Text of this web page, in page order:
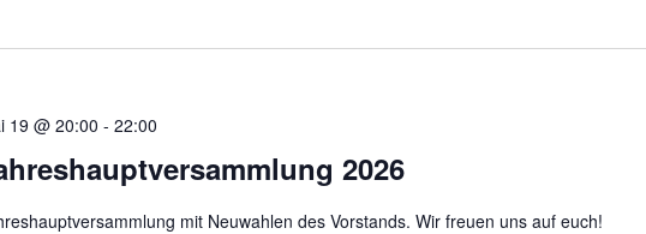
19 @ 20:00 - 22:00
2026
mit Neuwahlen des Vorstands. Wir freuen uns auf euch!